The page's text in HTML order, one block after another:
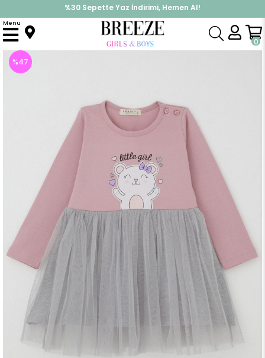
%30 Sepette Yaz İndirimi, Hemen Al!
İndirimlere ek %10 İndirimi Kap, Hemen Üye Ol!
0
Menu
Anasayfa Elbise Modelleri Uzun Kol Elbise
%47